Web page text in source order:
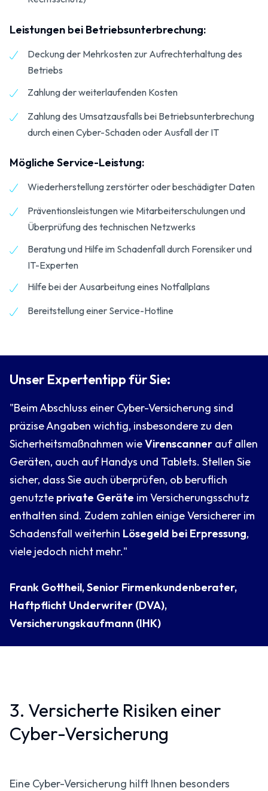
Leistungen bei Betriebsunterbrechung:
Deckung der Mehrkosten zur Aufrechterhaltung des
Betriebs
Zahlung der weiterlaufenden Kosten
Zahlung des Umsatzausfalls bei Betriebsunterbrechung
durch einen Cyber-Schaden oder Ausfall der IT
Mögliche Service-Leistung:
Wiederherstellung zerstörter oder beschädigter Daten
Präventionsleistungen wie Mitarbeiterschulungen und
Überprüfung des technischen Netzwerks
Beratung und Hilfe im Schadenfall durch Forensiker und
IT-Experten
Hilfe bei der Ausarbeitung eines Notfallplans
Bereitstellung einer Service-Hotline
Unser Expertentipp für Sie:
"Beim Abschluss einer Cyber-Versicherung sind
präzise Angaben wichtig, insbesondere zu den
Sicherheitsmaßnahmen wieVirenscanner auf allen
Geräten, auch auf Handys und Tablets. Stellen Sie
sicher, dass Sie auch überprüfen, ob beruflich
genutzte private Geräte im Versicherungsschutz
enthalten sind. Zudem zahlen einige Versicherer im
Schadensfall weiterhin Lösegeld bei Erpressung,
viele jedoch nicht mehr."
Frank Gottheil, Senior Firmenkundenberater,
Haftpflicht Underwriter (DVA),
Versicherungskaufmann (IHK)
3. Versicherte Risiken einer
Cyber-Versicherung
Eine Cyber-Versicherung hilft Ihnen besonders